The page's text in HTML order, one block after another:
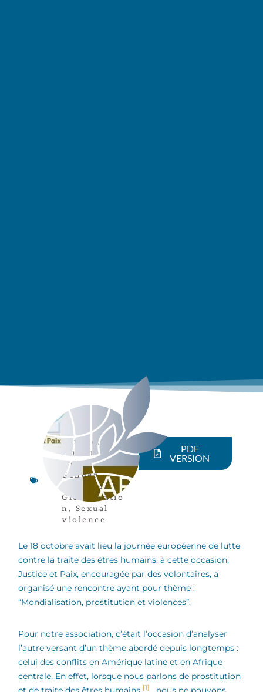
Article ,
Human
rights,
Gender,
Migration,
Globalizatio
n , Sexual
violence
PDF
VERSION
Le 18 octobre avait lieu la journée européenne de lutte
contre la traite des êtres humains, à cette occasion,
Justice et Paix, encouragée par des volontaires, a
organisé une rencontre ayant pour thème :
“Mondialisation, prostitution et violences”.
Pour notre association, c’était l’occasion d’analyser
l’autre versant d’un thème abordé depuis longtemps :
celui des conflits en Amérique latine et en Afrique
centrale. En effet, lorsque nous parlons de prostitution
[1]